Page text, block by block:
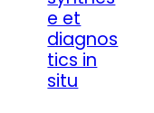
e et
diagnos
tics in
situ